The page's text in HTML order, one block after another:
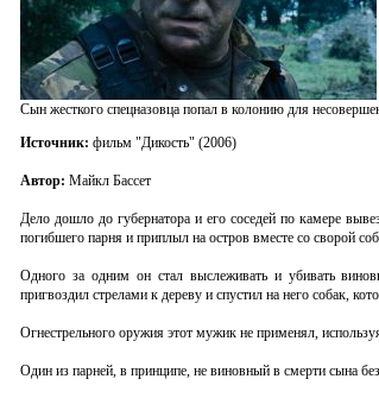
Сын жесткого спецназовца попал в колонию для
Источник: фильм "Дикость" (2006)
Автор: Майкл Бассет
Дело дошло до губернатора и его соседей по камере
погибшего парня и приплыл на остров вместе со сворой
Одного за одним он стал выслеживать и убивать
пригвоздил стрелами к дереву и спустил на него собак,
Огнестрельного оружия этот мужик не применял,
Один из парней, в принципе, не виновный в смерти сына